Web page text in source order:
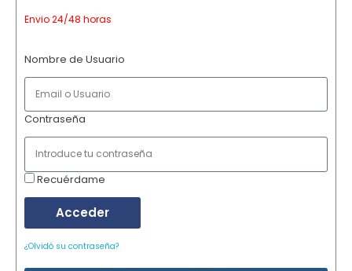
Envio 24/48 horas
Nombre de Usuario
Contraseña
Recuérdame
Acceder
¿Olvidó su contraseña?